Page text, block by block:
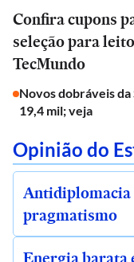
Confira cupons
seleção para
TecMundo
Novos dobráveis da
19,4 mil; veja
Opinião do
pragmatismo